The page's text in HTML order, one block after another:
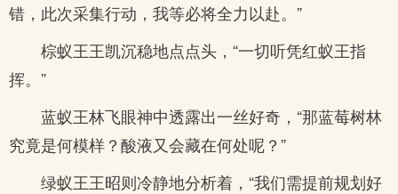
错，此次采集行动，我等必将全力以赴。”
棕蚁王王凯沉稳地点点头，“一切听凭红蚁王指
挥。”
蓝蚁王林飞眼神中透露出一丝好奇，“那蓝莓树林
究竟是何模样？酸液又会藏在何处呢？”
绿蚁王王昭则冷静地分析着，“我们需提前规划好